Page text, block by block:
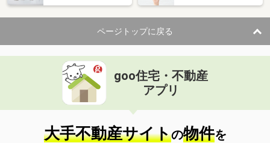
ページトップに戻る
goo住宅・不動産
アプリ
大手不動産サイトの物件を